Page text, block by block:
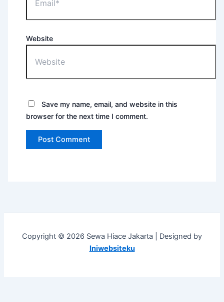
Website
Save my name, email, and website in this
browser for the next time I comment.
Copyright © 2026 Sewa Hiace Jakarta | Designed by
Iniwebsiteku